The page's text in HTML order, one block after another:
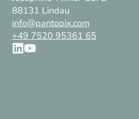
88131 Lindau
info@pantopix.com
+49 7520 95361 65